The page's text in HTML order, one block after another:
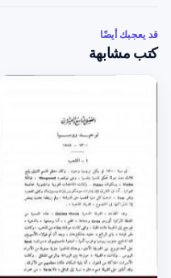
قد يعجبك أيضًا
كتب مشابهة